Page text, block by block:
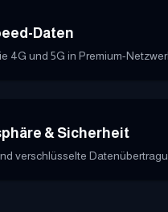
Daten
4G und 5G in Premium-
& Sicherheit
verschlüsselte